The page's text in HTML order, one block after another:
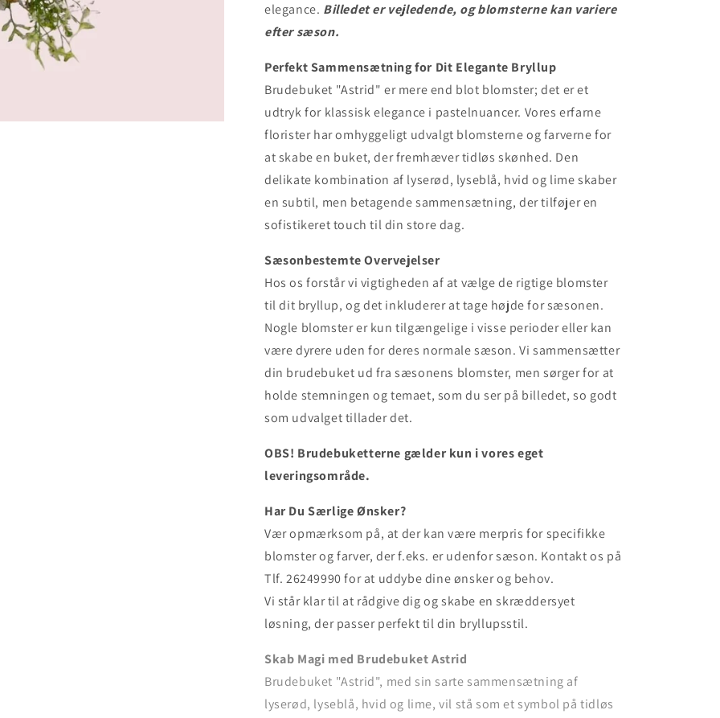
elegance. Billedet er vejledende, og blomsterne kan variere
efter sæson.
Perfekt Sammensætning for Dit Elegante Bryllup
Brudebuket "Astrid" er mere end blot blomster; det er et
udtryk for klassisk elegance i pastelnuancer. Vores erfarne
florister har omhyggeligt udvalgt blomsterne og farverne for
at skabe en buket, der fremhæver tidløs skønhed. Den
delikate kombination af lyserød, lyseblå, hvid og lime skaber
en subtil, men betagende sammensætning, der tilføjer en
sofistikeret touch til din store dag.
Sæsonbestemte Overvejelser
Hos os forstår vi vigtigheden af at vælge de rigtige blomster
til dit bryllup, og det inkluderer at tage højde for sæsonen.
Nogle blomster er kun tilgængelige i visse perioder eller kan
være dyrere uden for deres normale sæson. Vi sammensætter
din brudebuket ud fra sæsonens blomster, men sørger for at
holde stemningen og temaet, som du ser på billedet, so godt
som udvalget tillader det.
OBS! Brudebuketterne gælder kun i vores eget
leveringsområde.
Har Du Særlige Ønsker?
Vær opmærksom på, at der kan være merpris for specifikke
blomster og farver, der f.eks. er udenfor sæson. Kontakt os på
Tlf. 26249990 for at uddybe dine ønsker og behov.
Vi står klar til at rådgive dig og skabe en skræddersyet
løsning, der passer perfekt til din bryllupsstil.
Skab Magi med Brudebuket Astrid
Brudebuket "Astrid", med sin sarte sammensætning af
lyserød, lyseblå, hvid og lime, vil stå som et symbol på tidløs